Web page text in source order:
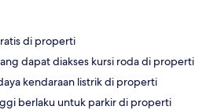
di properti
dapat diakses kursi roda di properti
kendaraan listrik di properti
berlaku untuk parkir di properti